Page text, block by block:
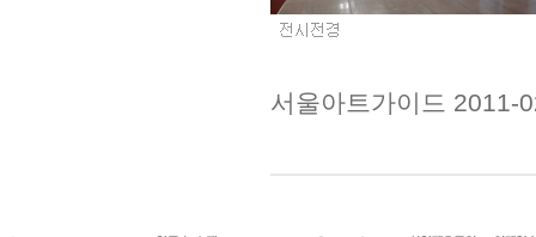
서울아트가이드 2011-